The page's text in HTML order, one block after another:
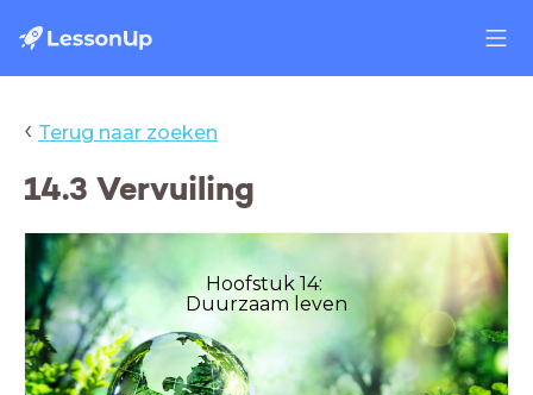
‹ Terug naar zoeken
14.3 Vervuiling
Hoofstuk 14:
Duurzaam leven